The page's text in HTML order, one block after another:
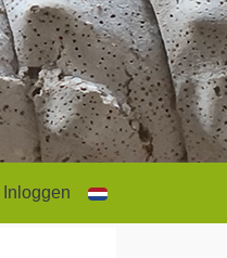
Inloggen